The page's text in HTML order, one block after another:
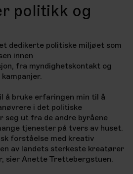
politikk og
dedikerte politiske miljøet som
innen
fra myndighetskontakt og
å bruke erfaringen min til å
i det politiske
seg ut fra de andre byråene
tjenester på tvers av huset.
forståelse med kreativ
av landets sterkeste kreatører
sier Anette Trettebergstuen.